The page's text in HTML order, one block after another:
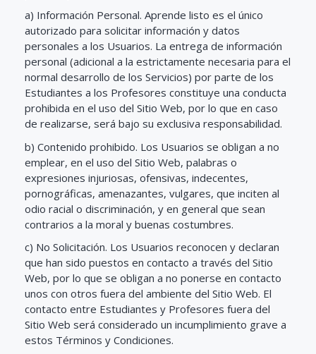
a) Información Personal. Aprende listo es el único
autorizado para solicitar información y datos
personales a los Usuarios. La entrega de información
personal (adicional a la estrictamente necesaria para el
normal desarrollo de los Servicios) por parte de los
Estudiantes a los Profesores constituye una conducta
prohibida en el uso del Sitio Web, por lo que en caso
de realizarse, será bajo su exclusiva responsabilidad.
b) Contenido prohibido. Los Usuarios se obligan a no
emplear, en el uso del Sitio Web, palabras o
expresiones injuriosas, ofensivas, indecentes,
pornográficas, amenazantes, vulgares, que inciten al
odio racial o discriminación, y en general que sean
contrarios a la moral y buenas costumbres.
c) No Solicitación. Los Usuarios reconocen y declaran
que han sido puestos en contacto a través del Sitio
Web, por lo que se obligan a no ponerse en contacto
unos con otros fuera del ambiente del Sitio Web. El
contacto entre Estudiantes y Profesores fuera del
Sitio Web será considerado un incumplimiento grave a
estos Términos y Condiciones.